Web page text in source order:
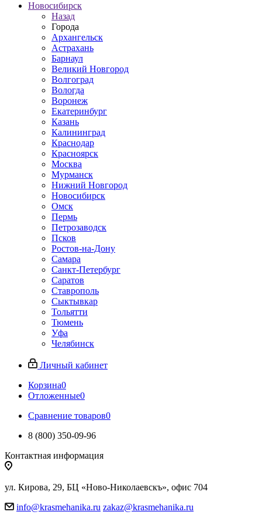
Новосибирск
Назад
Города
Архангельск
Астрахань
Барнаул
Великий Новгород
Волгоград
Вологда
Воронеж
Екатеринбург
Казань
Калининград
Краснодар
Красноярск
Москва
Мурманск
Нижний Новгород
Новосибирск
Омск
Пермь
Петрозаводск
Псков
Ростов-на-Дону
Самара
Санкт-Петербург
Саратов
Ставрополь
Сыктывкар
Тольятти
Тюмень
Уфа
Челябинск
Личный кабинет
Корзина0
Отложенные0
Сравнение товаров0
8 (800) 350-09-96
Контактная информация
ул. Кирова, 29, БЦ «Ново-Николаевскъ», офис 704
info@krasmehanika.ru zakaz@krasmehanika.ru